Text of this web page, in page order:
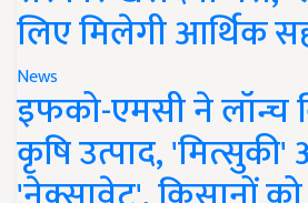
लिए मिलेगी आर्थिक
News
इफको-एमसी ने लॉन्च
कृषि उत्पाद,